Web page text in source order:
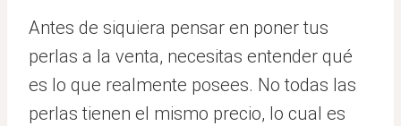
Antes de siquiera pensar en poner tus
perlas a la venta, necesitas entender qué
es lo que realmente posees. No todas las
perlas tienen el mismo precio, lo cual es